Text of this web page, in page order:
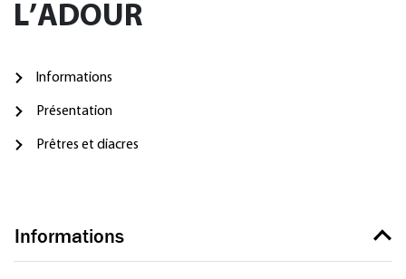
L’ADOUR
Informations
Présentation
Prêtres et diacres
Informations